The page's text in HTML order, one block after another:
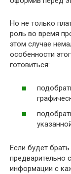
Но не только
роль во время
этом случае
особенности
готовиться:
Если будет
предварительно
информации с